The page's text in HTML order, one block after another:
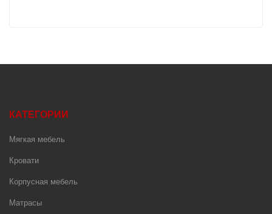
КАТЕГОРИИ
Мягкая мебель
Кровати
Корпусная мебель
Матрасы